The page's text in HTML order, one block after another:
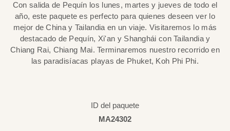
Con salida de Pequín los lunes, martes y jueves de todo el
año, este paquete es perfecto para quienes deseen ver lo
mejor de China y Tailandia en un viaje. Visitaremos lo más
destacado de Pequín, Xi'an y Shanghái con Tailandia y
Chiang Rai, Chiang Mai. Terminaremos nuestro recorrido en
las paradisíacas playas de Phuket, Koh Phi Phi.
ID del paquete
MA24302